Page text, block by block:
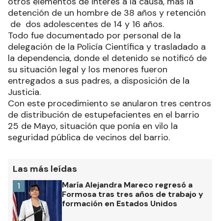
detención de un hombre de 38 años y retención
de dos adolescentes de 14 y 16 años.
Todo fue documentado por personal de la
delegación de la Policía Científica y trasladado a
la dependencia, donde el detenido se notificó de
su situación legal y los menores fueron
entregados a sus padres, a disposición de la
Justicia.
Con este procedimiento se anularon tres centros
de distribución de estupefacientes en el barrio
25 de Mayo, situación que ponía en vilo la
seguridad pública de vecinos del barrio.
Las más leídas
María Alejandra Mareco regresó a
Formosa tras tres años de trabajo y
formación en Estados Unidos
1